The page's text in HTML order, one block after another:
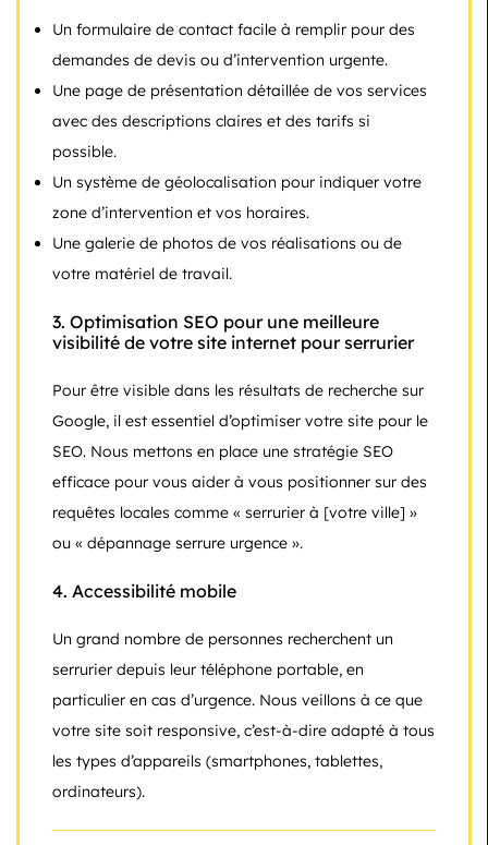
Un formulaire de contact facile à remplir pour des
demandes de devis ou d’intervention urgente.
Une page de présentation détaillée de vos services
avec des descriptions claires et des tarifs si
possible.
Un système de géolocalisation pour indiquer votre
zone d’intervention et vos horaires.
Une galerie de photos de vos réalisations ou de
votre matériel de travail.
3. Optimisation SEO pour une meilleure
visibilité de votre site internet pour serrurier
Pour être visible dans les résultats de recherche sur
Google, il est essentiel d’optimiser votre site pour le
SEO. Nous mettons en place une stratégie SEO
efficace pour vous aider à vous positionner sur des
requêtes locales comme « serrurier à [votre ville] »
ou « dépannage serrure urgence ».
4. Accessibilité mobile
Un grand nombre de personnes recherchent un
serrurier depuis leur téléphone portable, en
particulier en cas d’urgence. Nous veillons à ce que
votre site soit responsive, c’est-à-dire adapté à tous
les types d’appareils (smartphones, tablettes,
ordinateurs).